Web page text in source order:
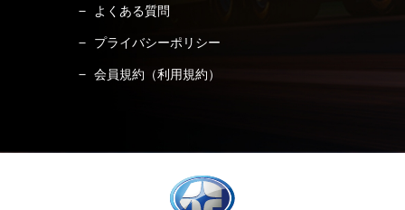
よくある質問
プライバシーポリシー
会員規約（利用規約）